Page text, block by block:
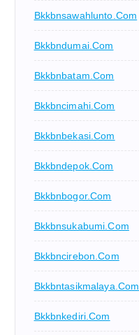
Bkkbnsawahlunto.com
Bkkbndumai.com
Bkkbnbatam.com
Bkkbncimahi.com
Bkkbnbekasi.com
Bkkbndepok.com
Bkkbnbogor.com
Bkkbnsukabumi.com
Bkkbncirebon.com
Bkkbntasikmalaya.com
Bkkbnkediri.com